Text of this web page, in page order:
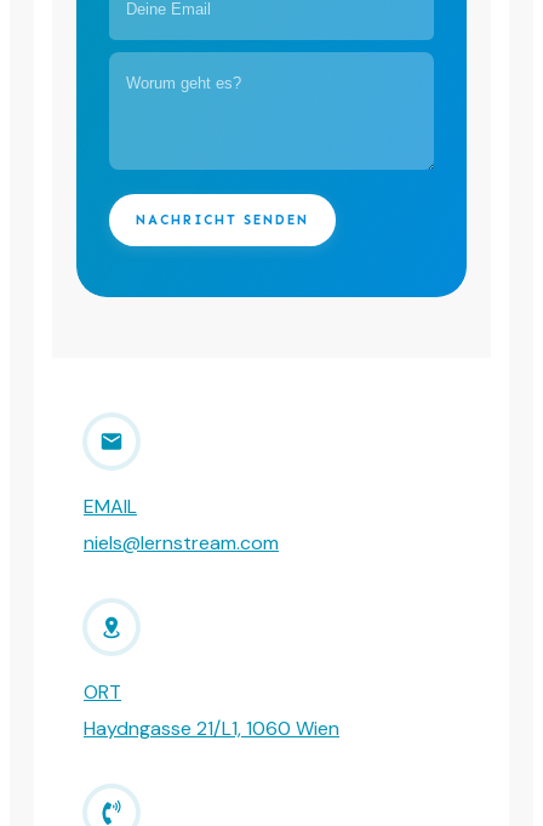
NACHRICHT SENDEN
EMAIL
niels@lernstream.com
ORT
Haydngasse 21/L1, 1060 Wien